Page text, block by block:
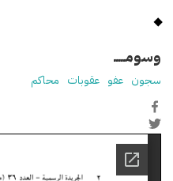
وسومـــــ
سجون عفو عقوبات محاكم